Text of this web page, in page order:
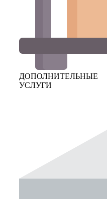
ДОПОЛНИТЕЛЬНЫЕ
УСЛУГИ